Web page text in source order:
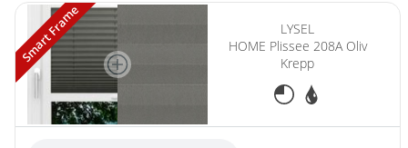
Smart Frame
LYSEL
HOME Plissee 208A Oliv
Krepp